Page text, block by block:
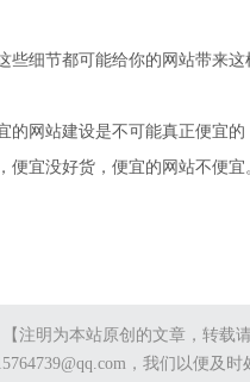
些细节都可能给你的网站带来
的网站建设是不可能真正便宜
便宜没好货，便宜的网站不便
注明为本站原创的文章，转载
，我们以便及